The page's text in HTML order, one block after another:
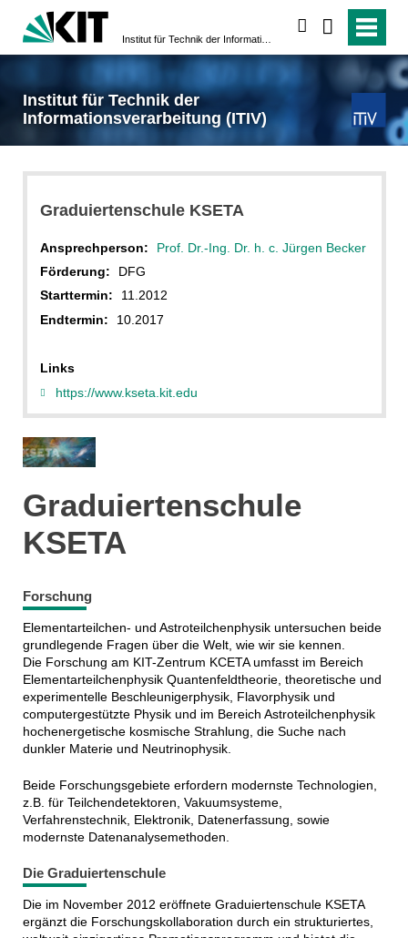
Institut für Technik der
Informationsverarbeitung (ITIV)
Graduiertenschule KSETA
Ansprechperson:
Prof. Dr.-Ing. Dr. h. c. Jürgen Becker
Förderung:
DFG
Starttermin:
11.2012
Endtermin:
10.2017
Links
https://www.kseta.kit.edu
Graduiertenschule
KSETA
Forschung
Elementarteilchen- und Astroteilchenphysik untersuchen beide
grundlegende Fragen über die Welt, wie wir sie kennen.
Die Forschung am KIT-Zentrum KCETA umfasst im Bereich
Elementarteilchenphysik Quantenfeldtheorie, theoretische und
experimentelle Beschleunigerphysik, Flavorphysik und
computergestützte Physik und im Bereich Astroteilchenphysik
hochenergetische kosmische Strahlung, die Suche nach
dunkler Materie und Neutrinophysik.
Beide Forschungsgebiete erfordern modernste Technologien,
z.B. für Teilchendetektoren, Vakuumsysteme,
Verfahrenstechnik, Elektronik, Datenerfassung, sowie
modernste Datenanalysemethoden.
Die Graduiertenschule
Die im November 2012 eröffnete Graduiertenschule KSETA
ergänzt die Forschungskollaboration durch ein strukturiertes,